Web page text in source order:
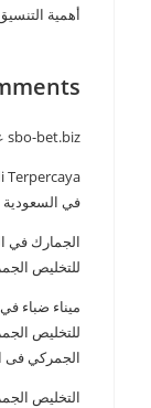
أهمية
sbo-bet.biz
Terpercaya
في السعودية
الجمارك في
للتخليص
ميناء ضباء
للتخليص
الجمركي فى
التخليص